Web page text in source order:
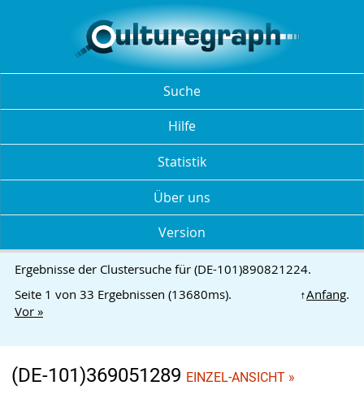
Suche
Hilfe
Statistik
Über uns
Version
Ergebnisse der Clustersuche für (DE-101)890821224.
Seite 1 von 33 Ergebnissen (13680ms).
↑Anfang.
Vor »
(DE-101)369051289 EINZEL-ANSICHT »